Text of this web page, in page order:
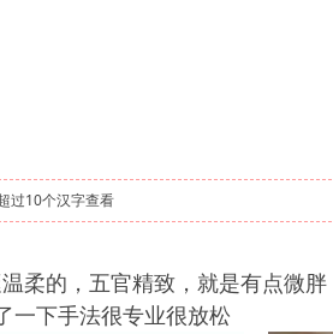
过10个汉字查看
柔的，五官精致，就是有点微
一下手法很专业很放松